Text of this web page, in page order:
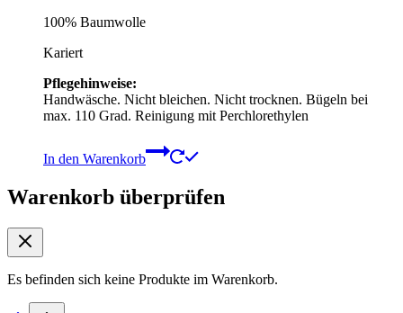
100% Baumwolle
Kariert
Pflegehinweise:
Handwäsche. Nicht bleichen. Nicht trocknen. Bügeln bei
max. 110 Grad. Reinigung mit Perchlorethylen
In den Warenkorb
Warenkorb überprüfen
Es befinden sich keine Produkte im Warenkorb.